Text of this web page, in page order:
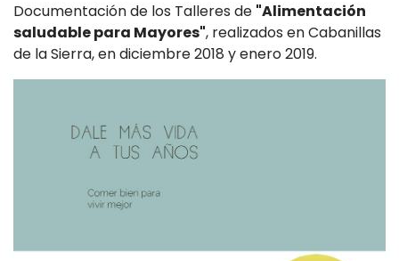
Documentación de los Talleres de "Alimentación
saludable para Mayores", realizados en Cabanillas
de la Sierra, en diciembre 2018 y enero 2019.